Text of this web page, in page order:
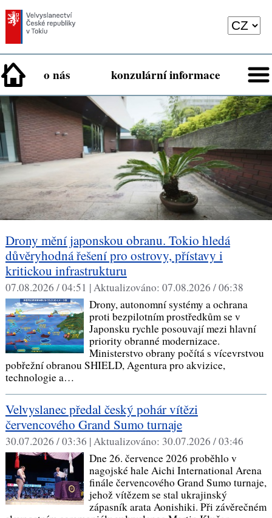
o nás konzulární informace
Drony mění japonskou obranu. Tokio hledá
důvěryhodná řešení pro ostrovy, přístavy i
kritickou infrastrukturu
07.08.2026 / 04:51 |Aktualizováno: 07.08.2026 / 06:38
Drony, autonomní systémy a ochrana
proti bezpilotním prostředkům se v
Japonsku rychle posouvají mezi hlavní
priority obranné modernizace.
Ministerstvo obrany počítá s vícevrstvou
pobřežní obranou SHIELD, Agentura pro akvizice,
technologie a…
Velvyslanec předal český pohár vítězi
červencového Grand Sumo turnaje
30.07.2026 / 03:36 |Aktualizováno: 30.07.2026 / 03:46
Dne 26. července 2026 proběhlo v
nagojské hale Aichi International Arena
finále červencového Grand Sumo turnaje,
jehož vítězem se stal ukrajinský
zápasník arata Aonishiki. Při závěrečném